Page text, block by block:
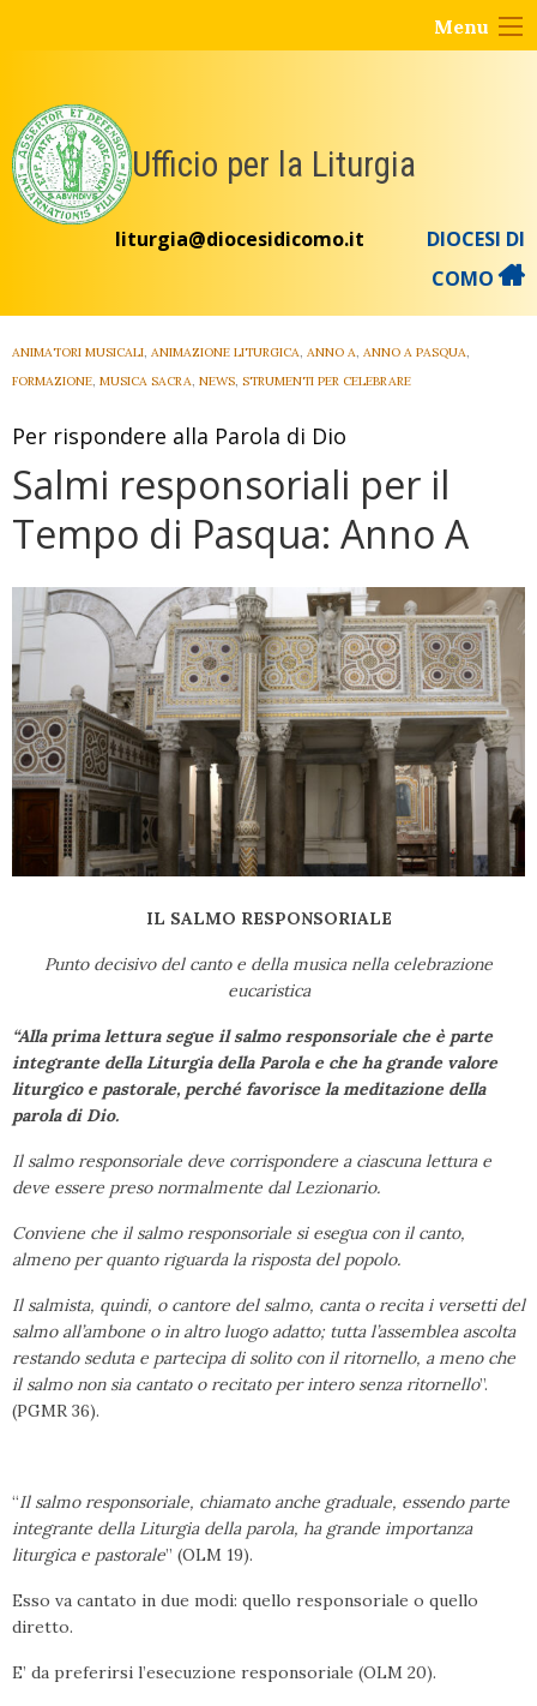
Menu
Ufficio per la Liturgia
liturgia@diocesidicomo.it
DIOCESI DI
COMO
ANIMATORI MUSICALI, ANIMAZIONE LITURGICA, ANNO A, ANNO A PASQUA,
FORMAZIONE, MUSICA SACRA, NEWS, STRUMENTI PER CELEBRARE
Per rispondere alla Parola di Dio
Salmi responsoriali per il
Tempo di Pasqua: Anno A
IL SALMO RESPONSORIALE
Punto decisivo del canto e della musica nella celebrazione
eucaristica
“Alla prima lettura segue il salmo responsoriale che è parte
integrante della Liturgia della Parola e che ha grande valore
liturgico e pastorale, perché favorisce la meditazione della
parola di Dio.
Il salmo responsoriale deve corrispondere a ciascuna lettura e
deve essere preso normalmente dal Lezionario.
Conviene che il salmo responsoriale si esegua con il canto,
almeno per quanto riguarda la risposta del popolo.
Il salmista, quindi, o cantore del salmo, canta o recita i versetti del
salmo all’ambone o in altro luogo adatto; tutta l’assemblea ascolta
restando seduta e partecipa di solito con il ritornello, a meno che
il salmo non sia cantato o recitato per intero senza ritornello”.
(PGMR 36).
“Il salmo responsoriale, chiamato anche graduale, essendo parte
integrante della Liturgia della parola, ha grande importanza
liturgica e pastorale” (OLM 19).
Esso va cantato in due modi: quello responsoriale o quello
diretto.
E’ da preferirsi l’esecuzione responsoriale (OLM 20).